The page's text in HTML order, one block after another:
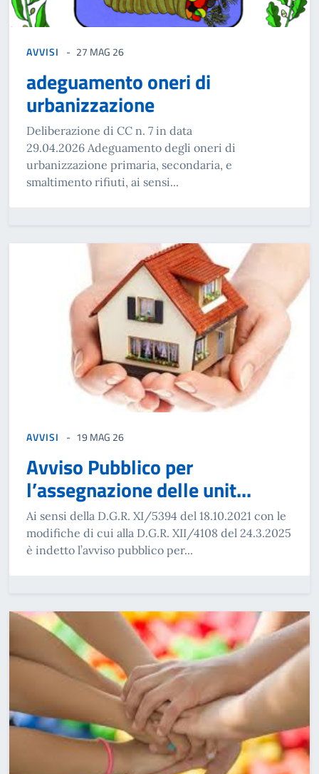
AVVISI 27 MAG 26
adeguamento oneri di
urbanizzazione
Deliberazione di CC n. 7 in data
29.04.2026 Adeguamento degli oneri di
urbanizzazione primaria, secondaria, e
smaltimento rifiuti, ai sensi...
AVVISI 19 MAG 26
Avviso Pubblico per
l’assegnazione delle unit...
Ai sensi della D.G.R. XI/5394 del 18.10.2021 con le
modifiche di cui alla D.G.R. XII/4108 del 24.3.2025
è indetto l’avviso pubblico per...